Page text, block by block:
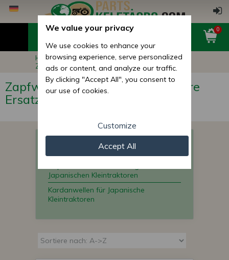
0
Hauptseite
Ersatzteile für Kleintraktoren
Zapfwellen, Kardanschaft und ihre Ersatzteile
Zapfwellen, Kardanschaft und ihre
Ersatzteile
untere Kardanschaft und PTO Adapter
für Japanische Kleintraktoren
Japanischen Kleintraktoren
Kardanwellen für Japanische
Kleintraktoren
We value your privacy
We use cookies to enhance your
browsing experience, serve personalized
ads or content, and analyze our traffic.
By clicking "Accept All", you consent to
our use of cookies.
Customize
Accept All